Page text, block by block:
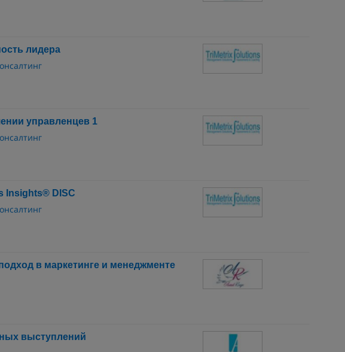
лидера
управленцев 1
Insights® DISC
в маркетинге и менеджменте
выступлений